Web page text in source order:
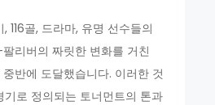
116골, 드라마, 유명 선수들의
리버의 짜릿한 변화를 거친
반에 도달했습니다. 이러한 것
기로 정의되는 토너먼트의 톤과